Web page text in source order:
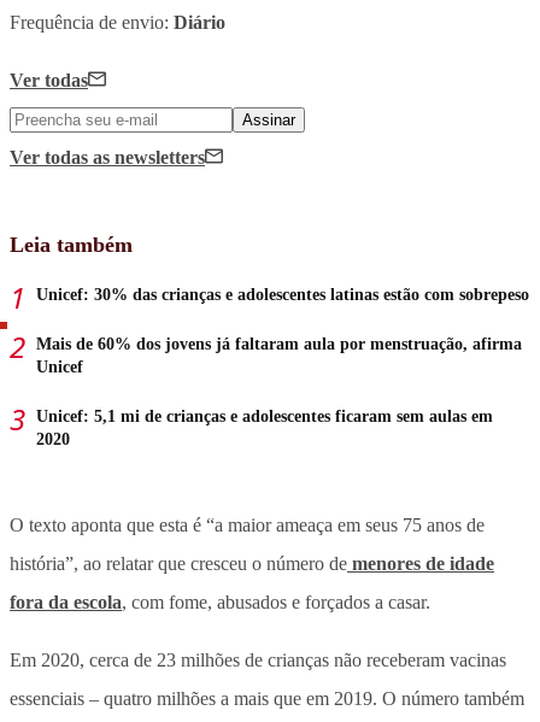
Frequência de envio: Diário
Ver todas
Assinar
Ver todas as newsletters
Leia também
Unicef: 30% das crianças e adolescentes latinas estão com sobrepeso
Mais de 60% dos jovens já faltaram aula por menstruação, afirma
Unicef
Unicef: 5,1 mi de crianças e adolescentes ficaram sem aulas em
2020
O texto aponta que esta é “a maior ameaça em seus 75 anos de
história”, ao relatar que cresceu o número de menores de idade
fora da escola, com fome, abusados e forçados a casar.
Em 2020, cerca de 23 milhões de crianças não receberam vacinas
essenciais – quatro milhões a mais que em 2019. O número também